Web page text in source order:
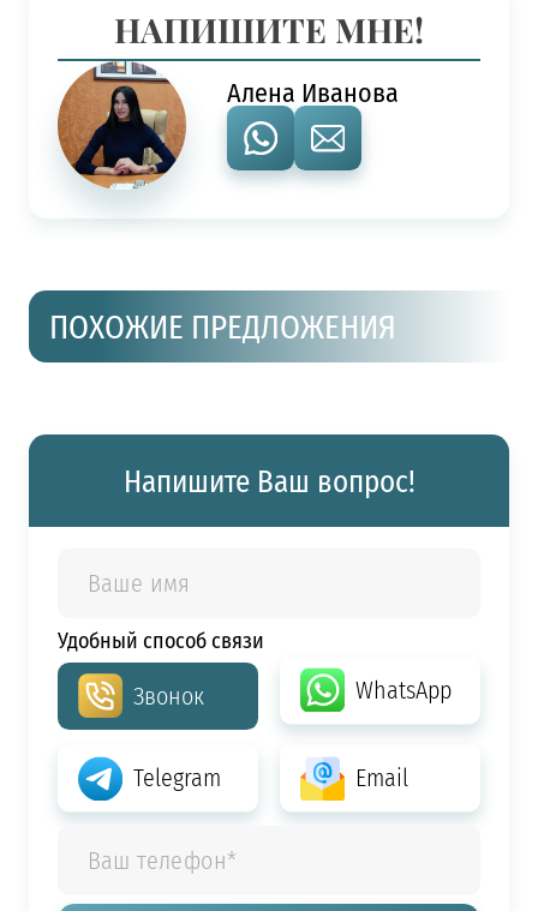
НАПИШИТЕ МНЕ!
Алена Иванова
ПОХОЖИЕ ПРЕДЛОЖЕНИЯ
Напишите Ваш вопрос!
Удобный способ связи
Звонок WhatsApp
Telegram Email